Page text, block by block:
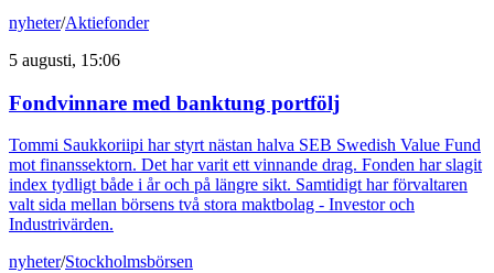
nyheter/Aktiefonder
5 augusti, 15:06
Fondvinnare med banktung portfölj
Tommi Saukkoriipi har styrt nästan halva SEB Swedish Value Fund
mot finanssektorn. Det har varit ett vinnande drag. Fonden har slagit
index tydligt både i år och på längre sikt. Samtidigt har förvaltaren
valt sida mellan börsens två stora maktbolag - Investor och
Industrivärden.
nyheter/Stockholmsbörsen